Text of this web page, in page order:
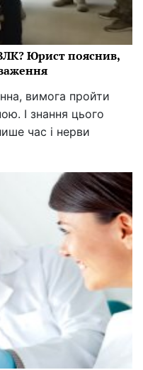
Юрист пояснив,
вимога пройти
І знання цього
час і нерви